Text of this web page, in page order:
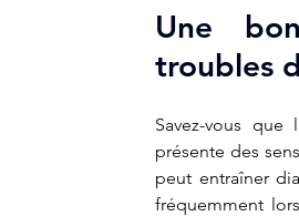
Une
troubles
Savez-vous
présente des
peut entraîner
fréquemment